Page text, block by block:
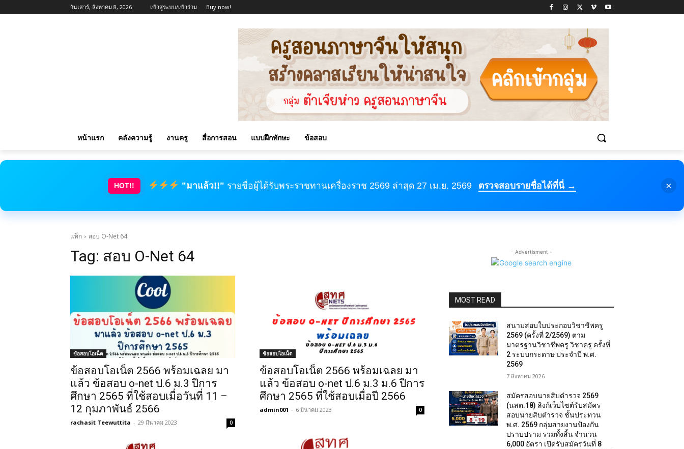
วันเสาร์, สิงหาคม 8, 2026 เข้าสู่ระบบ/เข้าร่วม Buy now!
หน้าแรก คลังความรู้ งานครู สื่อการสอน แบบฝึกทักษะ ข้อสอบ
HOT!! "มาแล้ว!!" รายชื่อผู้ได้รับพระราชทานเครื่องราช 2569 ล่าสุด 27 เม.ย. 2569 ตรวจสอบรายชื่อได้ที่นี่ → ×
แท็ก สอบ O-Net 64
Tag: สอบ O-Net 64
ข้อสอบโอเน็ต
ข้อสอบโอเน็ต 2566 พร้อมเฉลย มา
แล้ว ข้อสอบ o-net ป.6 ม.3 ปีการ
ศึกษา 2565 ที่ใช้สอบเมื่อวันที่ 11 –
12 กุมภาพันธ์ 2566
rachasit Teewuttita - 29 มีนาคม 2023 0
ข้อสอบโอเน็ต
ข้อสอบโอเน็ต 2566 พร้อมเฉลย มา
แล้ว ข้อสอบ o-net ป.6 ม.3 ม.6 ปีการ
ศึกษา 2565 ที่ใช้สอบเมื่อปี 2566
admin001 - 6 มีนาคม 2023 0
- Advertisment -
MOST READ
สนามสอบใบประกอบวิชาชีพครู
2569 (ครั้งที่ 2/2569) ตาม
มาตรฐานวิชาชีพครู วิชาครู ครั้งที่
2 ระบบกระดาษ ประจำปี พ.ศ.
2569
7 สิงหาคม 2026
สมัครสอบนายสิบตำรวจ 2569
(นสต.18) ลิงก์เว็บไซต์รับสมัคร
สอบนายสิบตำรวจ ชั้นประทวน
พ.ศ. 2569 กลุ่มสายงานป้องกัน
ปราบปราม รวมทั้งสิ้น จำนวน
6,000 อัตรา เปิดรับสมัครวันที่ 8